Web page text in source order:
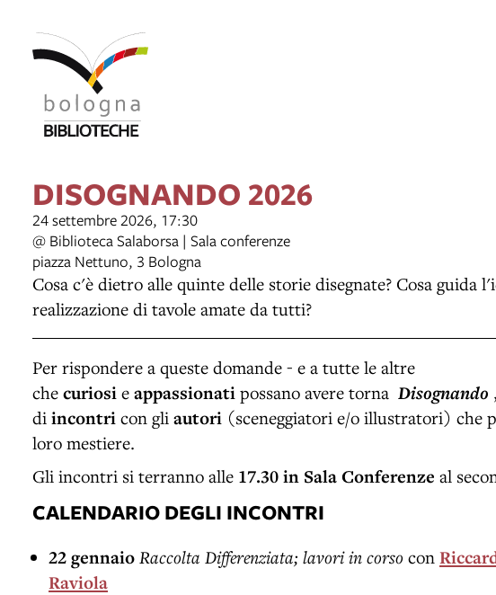
DISOGNANDO 2026
24 settembre 2026, 17:30
@ Biblioteca Salaborsa | Sala conferenze
piazza Nettuno, 3 Bologna
Cosa c'è dietro alle quinte delle storie disegnate? Cosa guida
realizzazione di tavole amate da tutti?
Per rispondere a queste domande - e a tutte le altre
che curiosi e appassionati possano avere torna Disognando
di incontri con gli autori (sceneggiatori e/o illustratori) che
loro mestiere.
Gli incontri si terranno alle 17.30 in Sala Conferenze al
CALENDARIO DEGLI INCONTRI
22 gennaio Raccolta Differenziata; lavori in corso con
Raviola